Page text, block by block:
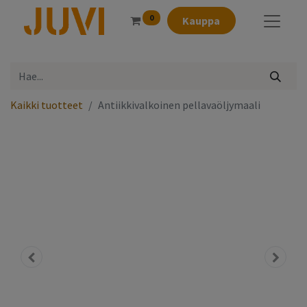
0 Kauppa
Kaikki tuotteet Antiikkivalkoinen pellavaöljymaali